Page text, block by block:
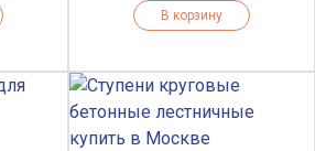
В корзину